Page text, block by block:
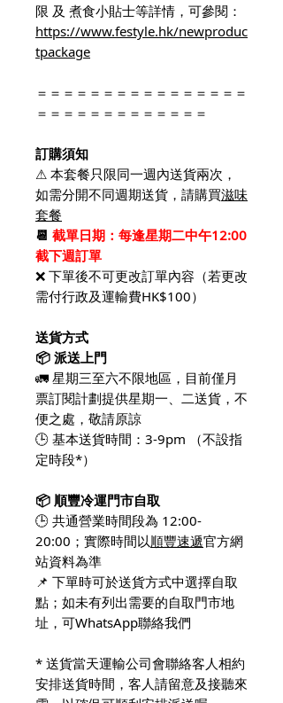
限 及 煮食小貼士等詳情，可參閱：
https://www.festyle.hk/newproduc
tpackage
＝＝＝＝＝＝＝＝＝＝＝＝＝＝＝＝
＝＝＝＝＝＝＝＝＝＝＝＝＝
訂購須知
⚠ 本套餐只限同一週內送貨兩次，
如需分開不同週期送貨，請購買滋味
套餐
📆 截單日期： 每逢星期二中午12:00
截下週訂單
❌ 下單後不可更改訂單內容（若更改
需付行政及運輸費HK$100）
送貨方式
📦 派送上門
🚛 星期三至六不限地區，目前僅月
票訂閱計劃提供星期一、二送貨，不
便之處，敬請原諒
🕒 基本送貨時間：3-9pm （不設指
定時段*）
📦 順豐冷運門市自取
🕒 共通營業時間段為 12:00-
20:00；實際時間以順豐速遞官方網
站資料為準
📌 下單時可於送貨方式中選擇自取
點；如未有列出需要的自取門市地
址，可WhatsApp聯絡我們
* 送貨當天運輸公司會聯絡客人相約
安排送貨時間，客人請留意及接聽來